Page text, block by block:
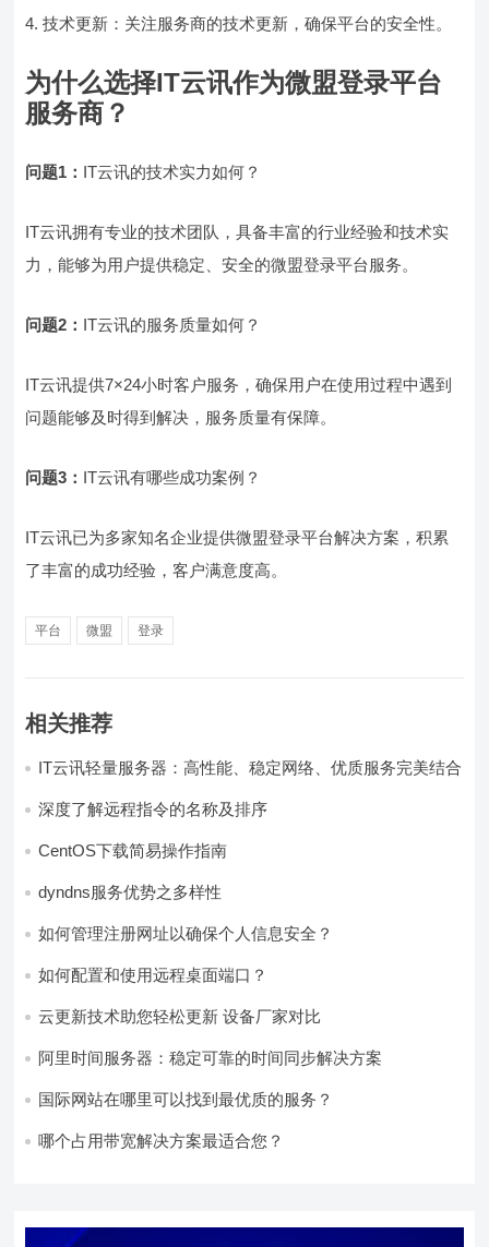
4. 技术更新：关注服务商的技术更新，确保平台的安全性。
为什么选择IT云讯作为微盟登录平台
服务商？
问题1： IT云讯的技术实力如何？
IT云讯拥有专业的技术团队，具备丰富的行业经验和技术实
力，能够为用户提供稳定、安全的微盟登录平台服务。
问题2： IT云讯的服务质量如何？
IT云讯提供7×24小时客户服务，确保用户在使用过程中遇到
问题能够及时得到解决，服务质量有保障。
问题3： IT云讯有哪些成功案例？
IT云讯已为多家知名企业提供微盟登录平台解决方案，积累
了丰富的成功经验，客户满意度高。
平台 微盟 登录
相关推荐
IT云讯轻量服务器：高性能、稳定网络、优质服务完美结合
深度了解远程指令的名称及排序
CentOS下载简易操作指南
dyndns服务优势之多样性
如何管理注册网址以确保个人信息安全？
如何配置和使用远程桌面端口？
云更新技术助您轻松更新 设备厂家对比
阿里时间服务器：稳定可靠的时间同步解决方案
国际网站在哪里可以找到最优质的服务？
哪个占用带宽解决方案最适合您？